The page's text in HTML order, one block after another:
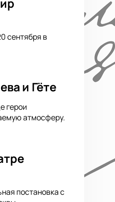
сентября в
и Гёте
герои
атмосферу.
постановка с